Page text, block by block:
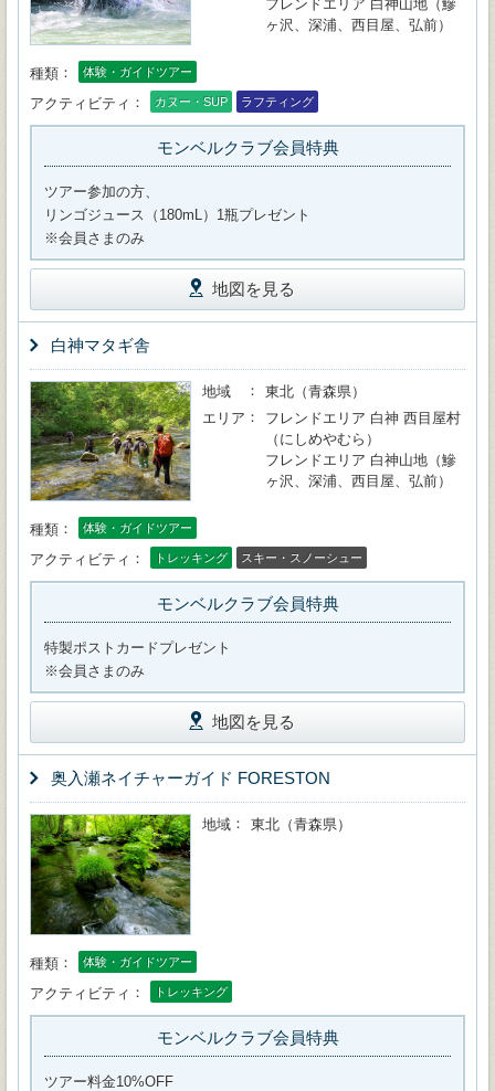
フレンドエリア 白神山地（鰺
ヶ沢、深浦、西目屋、弘前）
種類 体験・ガイドツアー
アクティビティ カヌー・SUP ラフティング
モンベルクラブ会員特典
ツアー参加の方、
リンゴジュース（180mL）1瓶プレゼント
※会員さまのみ
地図を見る
白神マタギ舎
地域
東北（青森県）
エリア
フレンドエリア 白神 西目屋村
（にしめやむら）
フレンドエリア 白神山地（鰺
ヶ沢、深浦、西目屋、弘前）
種類 体験・ガイドツアー
アクティビティ トレッキング スキー・スノーシュー
モンベルクラブ会員特典
特製ポストカードプレゼント
※会員さまのみ
地図を見る
奥入瀬ネイチャーガイド FORESTON
地域 東北（青森県）
種類 体験・ガイドツアー
アクティビティ トレッキング
モンベルクラブ会員特典
ツアー料金10%OFF